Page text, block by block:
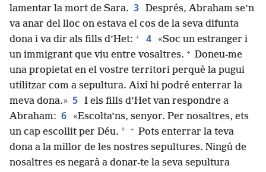
lamentar la mort de Sara. 3 Després, Abraham se’n
va anar del lloc on estava el cos de la seva difunta
dona i va dir als fills d’Het: + 4
«Soc un estranger i
un immigrant que viu entre vosaltres. + Doneu-me
una propietat en el vostre territori perquè la pugui
utilitzar com a sepultura. Així hi podré enterrar la
meva dona.» 5 I els fills d’Het van respondre a
Abraham: 6
«Escolta’ns, senyor. Per nosaltres, ets
un cap escollit per Déu. * + Pots enterrar la teva
dona a la millor de les nostres sepultures. Ningú de
nosaltres es negarà a donar-te la seva sepultura